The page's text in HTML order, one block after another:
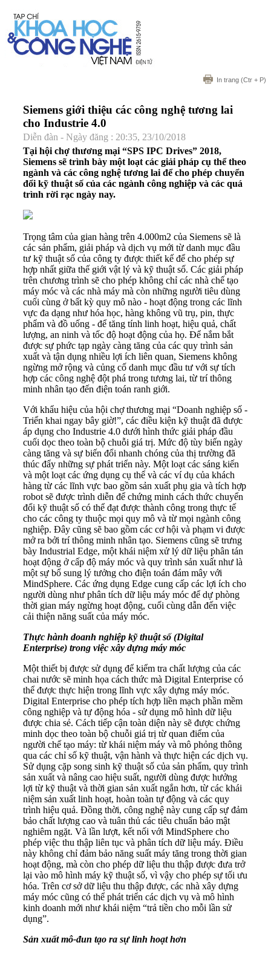
In trang (Ctr + P)
Siemens giới thiệu các công nghệ tương lai
cho Industrie 4.0
Diễn đàn - Ngày đăng : 20:35, 23/10/2018
Tại hội chợ thương mại “SPS IPC Drives” 2018,
Siemens sẽ trình bày một loạt các giải pháp cụ thể theo
ngành và các công nghệ tương lai để cho phép chuyển
đổi kỹ thuật số của các ngành công nghiệp và các quá
trình rời rạc ngày nay.
Trọng tâm của gian hàng trên 4.000m2 của Siemens sẽ là
các sản phẩm, giải pháp và dịch vụ mới từ danh mục đầu
tư kỹ thuật số của công ty được thiết kế để cho phép sự
hợp nhất giữa thế giới vật lý và kỹ thuật số. Các giải pháp
trên chương trình sẽ cho phép không chỉ các nhà chế tạo
máy móc và các nhà máy mà còn những người tiêu dùng
cuối cùng ở bất kỳ quy mô nào - hoạt động trong các lĩnh
vực đa dạng như hóa học, hàng không vũ trụ, pin, thực
phẩm và đồ uống - để tăng tính linh hoạt, hiệu quả, chất
lượng, an ninh và tốc độ hoạt động của họ. Để nắm bắt
được sự phức tạp ngày càng tăng của các quy trình sản
xuất và tận dụng nhiều lợi ích liên quan, Siemens không
ngừng mở rộng và củng cố danh mục đầu tư với sự tích
hợp các công nghệ đột phá trong tương lai, từ trí thông
minh nhân tạo đến điện toán ranh giới.
Với khẩu hiệu của hội chợ thương mại “Doanh nghiệp số -
Triển khai ngay bây giờ!”, các điều kiện kỹ thuật đã được
áp dụng cho Industrie 4.0 dưới hình thức giải pháp đầu
cuối dọc theo toàn bộ chuỗi giá trị. Mức độ tùy biến ngày
càng tăng và sự biến đổi nhanh chóng của thị trường đã
thúc đẩy những sự phát triển này. Một loạt các sáng kiến ​​
và một loạt các ứng dụng cụ thể và các ví dụ của khách
hàng từ các lĩnh vực bao gồm sản xuất phụ gia và tích hợp
robot sẽ được trình diễn để chứng minh cách thức chuyển
đổi kỹ thuật số có thể đạt được thành công trong thực tế
cho các công ty thuộc mọi quy mô và từ mọi ngành công
nghiệp. Đây cũng sẽ bao gồm các cơ hội và phạm vi được
mở ra bởi trí thông minh nhân tạo. Siemens cũng sẽ trưng
bày Industrial Edge, một khái niệm xử lý dữ liệu phân tán
hoạt động ở cấp độ máy móc và quy trình sản xuất như là
một sự bổ sung lý tưởng cho điện toán đám mây với
MindSphere. Các ứng dụng Edge cung cấp các lợi ích cho
người dùng như phân tích dữ liệu máy móc để dự phòng
thời gian máy ngừng hoạt động, cuối cùng dẫn đến việc
cải thiện năng suất của máy móc.
Thực hành doanh nghiệp kỹ thuật số (Digital
Enterprise) trong việc xây dựng máy móc
Một thiết bị được sử dụng để kiểm tra chất lượng của các
chai nước sẽ minh họa cách thức mà Digital Enterprise có
thể được thực hiện trong lĩnh vực xây dựng máy móc.
Digital Enterprise cho phép tích hợp liền mạch phần mềm
công nghiệp và tự động hóa - sử dụng mô hình dữ liệu
được chia sẻ. Cách tiếp cận toàn diện này sẽ được chứng
minh dọc theo toàn bộ chuỗi giá trị từ quan điểm của
người chế tạo máy: từ khái niệm máy và mô phỏng thông
qua các chỉ số kỹ thuật, vận hành và thực hiện các dịch vụ.
Sử dụng cặp song sinh kỹ thuật số của sản phẩm, quy trình
sản xuất và nâng cao hiệu suất, người dùng được hưởng
lợi từ kỹ thuật và thời gian sản xuất ngắn hơn, từ các khái
niệm sản xuất linh hoạt, hoàn toàn tự động và các quy
trình hiệu quả. Đồng thời, công nghệ này cung cấp sự đảm
bảo chất lượng cao và tuân thủ các tiêu chuẩn bảo mật
nghiêm ngặt. Và lần lượt, kết nối với MindSphere cho
phép việc thu thập liên tục và phân tích dữ liệu máy. Điều
này không chỉ đảm bảo năng suất máy tăng trong thời gian
hoạt động, mà còn cho phép dữ liệu thu thập được đưa trở
lại vào mô hình máy kỹ thuật số, vì vậy cho phép sự tối ưu
hóa. Trên cơ sở dữ liệu thu thập được, các nhà xây dựng
máy móc cũng có thể phát triển các dịch vụ và mô hình
kinh doanh mới như khái niệm “trả tiền cho mỗi lần sử
dụng”.
Sản xuất mô-đun tạo ra sự linh hoạt hơn